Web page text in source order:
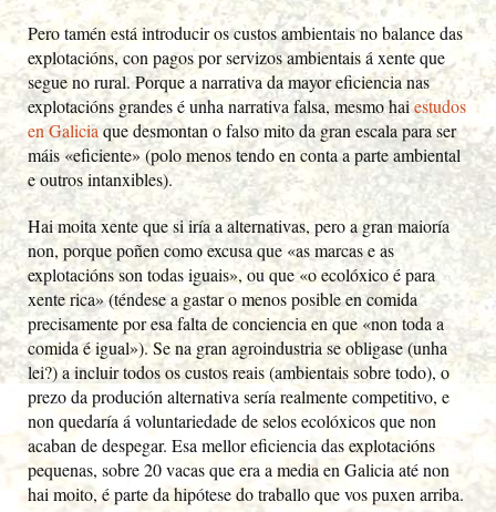
Pero tamén está introducir os custos ambientais no balance das
explotacións, con pagos por servizos ambientais á xente que
segue no rural. Porque a narrativa da mayor eficiencia nas
explotacións grandes é unha narrativa falsa, mesmo haiestudos
en Galiciaque desmontan o falso mito da gran escala para ser
máis «eficiente» (polo menos tendo en conta a parte ambiental
e outros intanxibles).
Hai moita xente que si iría a alternativas, pero a gran maioría
non, porque poñen como excusa que «as marcas e as
explotacións son todas iguais», ou que «o ecolóxico é para
xente rica» (téndese a gastar o menos posible en comida
precisamente por esa falta de conciencia en que «non toda a
comida é igual»). Se na gran agroindustria se obligase (unha
lei?) a incluir todos os custos reais (ambientais sobre todo), o
prezo da produción alternativa sería realmente competitivo, e
non quedaría á voluntariedade de selos ecolóxicos que non
acaban de despegar. Esa mellor eficiencia das explotacións
pequenas, sobre 20 vacas que era a media en Galicia até non
hai moito, é parte da hipótese do traballo que vos puxen arriba.